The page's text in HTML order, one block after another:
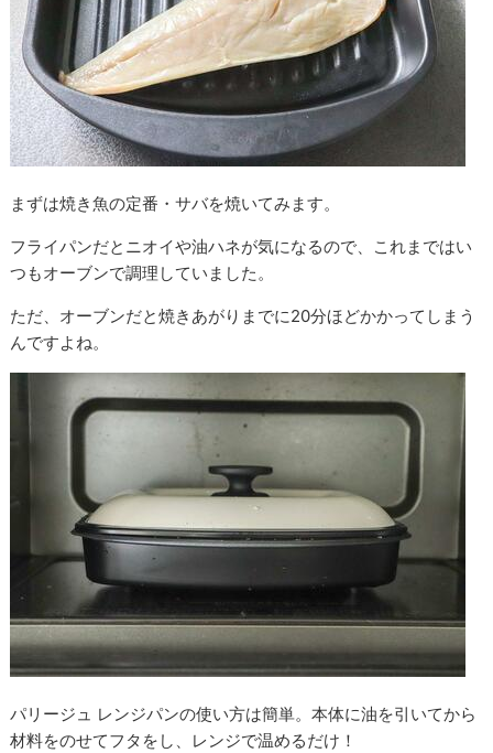
まずは焼き魚の定番・サバを焼いてみます。
フライパンだとニオイや油ハネが気になるので、これまではい
つもオーブンで調理していました。
ただ、オーブンだと焼きあがりまでに20分ほどかかってしまう
んですよね。
パリージュ レンジパンの使い方は簡単。本体に油を引いてから
材料をのせてフタをし、レンジで温めるだけ！